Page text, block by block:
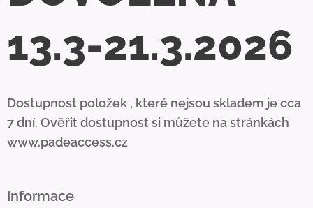
13.3-21.3.2026
Dostupnost položek , které nejsou skladem je cca
7 dní. Ověřit dostupnost si můžete na stránkách
www.padeaccess.cz
Informace